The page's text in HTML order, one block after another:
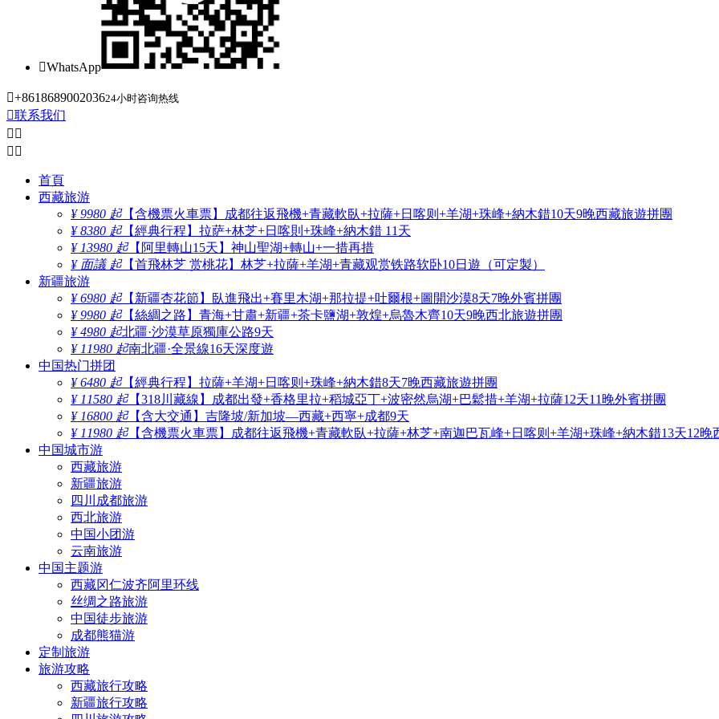
WhatsApp
+861868900203624小时咨询热线
联系我们
 
 
首頁
西藏旅游
¥ 9980 起【含機票火車票】成都往返飛機+青藏軟臥+拉薩+日喀则+羊湖+珠峰+納木錯10天9晚西藏旅遊拼團
¥ 8380 起【經典行程】拉萨+林芝+日喀則+珠峰+納木錯 11天
¥ 13980 起【阿里轉山15天】神山聖湖+轉山+一措再措
¥ 面議 起【首飛林芝 赏桃花】林芝+拉薩+羊湖+青藏观赏铁路软卧10日遊（可定製）
新疆旅游
¥ 6980 起【新疆杏花節】臥進飛出+賽里木湖+那拉提+吐爾根+圖開沙漠8天7晚外賓拼團
¥ 9980 起【絲綢之路】青海+甘肅+新疆+茶卡鹽湖+敦煌+烏魯木齊10天9晚西北旅遊拼團
¥ 4980 起北疆·沙漠草原獨庫公路9天
¥ 11980 起南北疆·全景線16天深度遊
中国热门拼团
¥ 6480 起【經典行程】拉薩+羊湖+日喀则+珠峰+納木錯8天7晚西藏旅遊拼團
¥ 11580 起【318川藏線】成都出發+香格里拉+稻城亞丁+波密然烏湖+巴鬆措+羊湖+拉薩12天11晚外賓拼團
¥ 16800 起【含大交通】吉隆坡/新加坡—西藏+西寧+成都9天
¥ 11980 起【含機票火車票】成都往返飛機+青藏軟臥+拉薩+林芝+南迦巴瓦峰+日喀则+羊湖+珠峰+納木錯13天12晚
中国城市游
西藏旅游
新疆旅游
四川成都旅游
西北旅游
中国小团游
云南旅游
中国主题游
西藏冈仁波齐阿里环线
丝绸之路旅游
中国徒步旅游
成都熊猫游
定制旅游
旅游攻略
西藏旅行攻略
新疆旅行攻略